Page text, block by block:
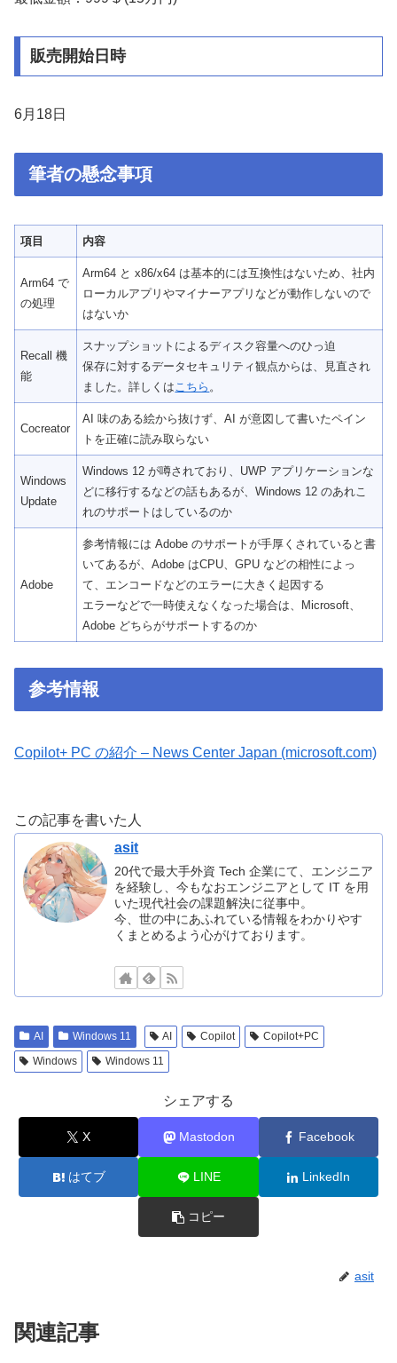
販売開始日時
6月18日
筆者の懸念事項
項目 内容
Arm64 で
の処理
Arm64 と x86/x64 は基本的には互換性はないため、社内
ローカルアプリやマイナーアプリなどが動作しないので
はないか
Recall 機
能
スナップショットによるディスク容量へのひっ迫
保存に対するデータセキュリティ観点からは、見直され
ました。詳しくはこちら 。
Cocreator
AI 味のある絵から抜けず、AI が意図して書いたペイン
トを正確に読み取らない
Windows
Update
Windows 12 が噂されており、UWP アプリケーションな
どに移行するなどの話もあるが、Windows 12 のあれこ
れのサポートはしているのか
Adobe
参考情報には Adobe のサポートが手厚くされていると書
いてあるが、Adobe はCPU、GPU などの相性によっ
て、エンコードなどのエラーに大きく起因する
エラーなどで一時使えなくなった場合は、Microsoft、
Adobe どちらがサポートするのか
参考情報
Copilot+ PC の紹介 – News Center Japan (microsoft.com)
この記事を書いた人
asit
20代で最大手外資 Tech 企業にて、エンジニア
を経験し、今もなおエンジニアとして IT を用
いた現代社会の課題解決に従事中。
今、世の中にあふれている情報をわかりやす
くまとめるよう心がけております。
AI Windows 11 AI Copilot
Copilot+PC
Windows
Windows 11
シェアする
X Mastodon Facebook
はてブ LINE LinkedIn
コピー
asit
関連記事